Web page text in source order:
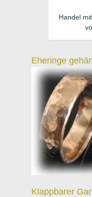
Handel
Eheringe
Klappbarer